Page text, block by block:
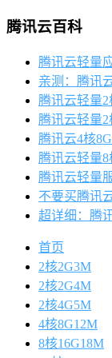
腾讯云百科
腾讯云轻量
亲测：腾讯
腾讯云轻量
腾讯云轻量
腾讯云4核
腾讯云轻量
腾讯云轻量
不要买腾讯
超详细：腾
首页
2核2G3M
2核2G4M
2核4G5M
4核8G12M
8核16G18M